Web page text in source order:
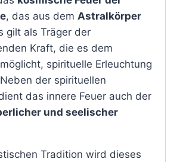
, das aus dem Astralkörper
gilt als Träger der
Kraft, die es dem
spirituelle Erleuchtung
der spirituellen
das innere Feuer auch der
und seelischer
Tradition wird dieses